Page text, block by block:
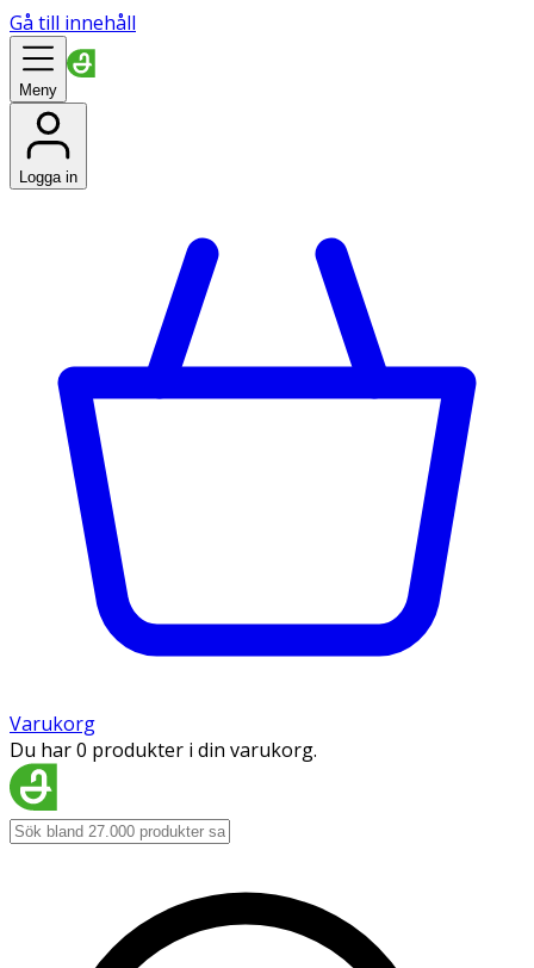
Gå till innehåll
Meny
Logga in
Varukorg
Du har 0 produkter i din varukorg.